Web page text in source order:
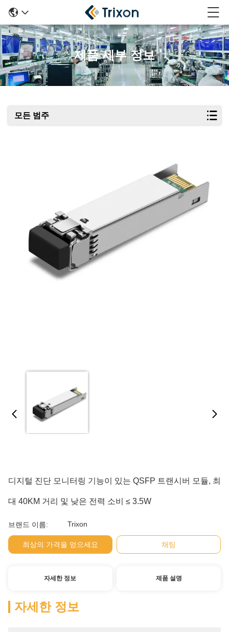
제품 세부 정보
모든 범주
디지털 진단 모니터링 기능이 있는 QSFP 트랜시버 모듈, 최
대 40KM 거리 및 낮은 전력 소비 ≤ 3.5W
브랜드 이름: Trixon
최상의 가격을 얻으세요 채팅
자세한 정보 제품 설명
자세한 정보